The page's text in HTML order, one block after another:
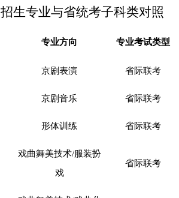
招生专业与省统考子科类对照
专业方向 专业考试类型
京剧表演 省际联考
京剧音乐 省际联考
形体训练 省际联考
戏曲舞美技术/服装扮
戏
省际联考